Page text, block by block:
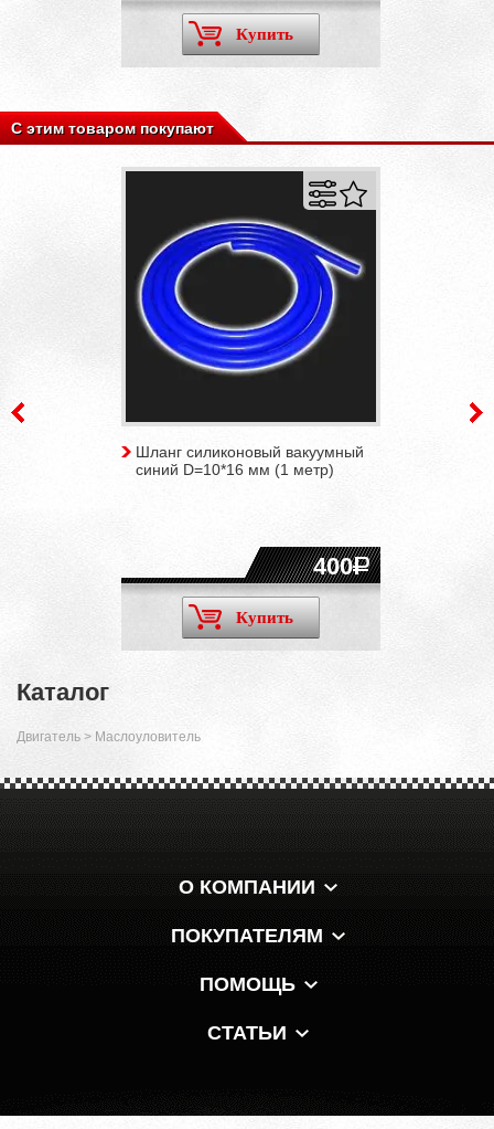
Купить
С этим товаром покупают
Шланг силиконовый вакуумный
синий D=10*16 мм (1 метр)
400
Купить
Каталог
Двигатель > Маслоуловитель
О КОМПАНИИ
ПОКУПАТЕЛЯМ
ПОМОЩЬ
СТАТЬИ